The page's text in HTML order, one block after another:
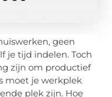
geen
je tijd indelen. Toch
zijn om productief
moet je werkplek
plek zijn. Hoe